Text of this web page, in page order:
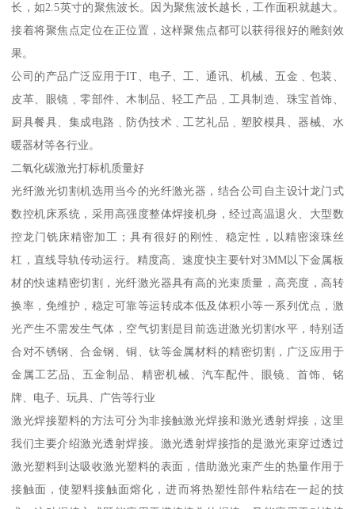
长，如2.5英寸的聚焦波长。因为聚焦波长越长，工作面积就越大。
接着将聚焦点定位在正位置，这样聚焦点都可以获得很好的雕刻效
果。
公司的产品广泛应用于IT、电子、工、通讯、机械、五金﹑包装、
皮革、眼镜﹑零部件、木制品、轻工产品﹑工具制造、珠宝首饰、
厨具餐具、集成电路﹑防伪技术﹑工艺礼品﹑塑胶模具、器械、水
暖器材等各行业。
二氧化碳激光打标机质量好
光纤激光切割机选用当今的光纤激光器，结合公司自主设计龙门式
数控机床系统，采用高强度整体焊接机身，经过高温退火、大型数
控龙门铣床精密加工；具有很好的刚性、稳定性，以精密滚珠丝
杠，直线导轨传动运行。精度高、速度快主要针对3MM以下金属板
材的快速精密切割，光纤激光器具有高的光束质量，高亮度，高转
换率，免维护，稳定可靠等运转成本低及体积小等一系列优点，激
光产生不需发生气体，空气切割是目前选进激光切割水平，特别适
合对不锈钢、合金钢、铜、钛等金属材料的精密切割，广泛应用于
金属工艺品、五金制品、精密机械、汽车配件、眼镜、首饰、铭
牌、电子、玩具、广告等行业
激光焊接塑料的方法可分为非接触激光焊接和激光透射焊接，这里
我们主要介绍激光透射焊接。激光透射焊接指的是激光束穿过透过
激光塑料到达吸收激光塑料的表面，借助激光束产生的热量作用于
接触面，使塑料接触面熔化，进而将热塑性部件粘结在一起的技